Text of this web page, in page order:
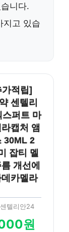
니다.
지고 있습
적립]
센텔리
스퍼트 마
캡처 앰
30ML 2
잡티 멜
개선에
카멜라
텔리안24
원